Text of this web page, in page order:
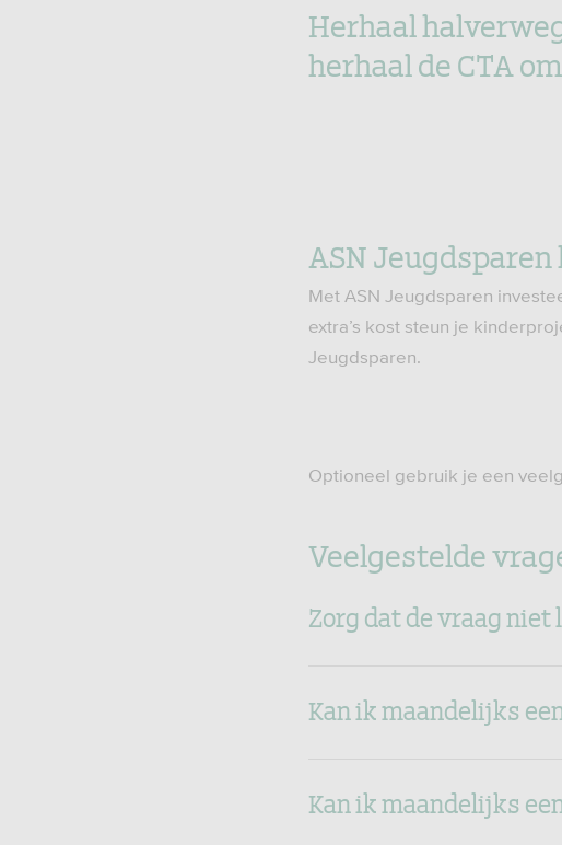
Herhaal
herhaal de CTA
ASN
Met ASN Jeugdsparen
extra’s kost steun je
Jeugdsparen.
Optioneel gebruik je een
Veelgestelde
Zorg dat de vraag niet
Kan ik maandelijks
Kan ik maandelijks